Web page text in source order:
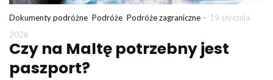
Dokumenty podróżne Podróże Podróże zagraniczne - 19 stycznia
2026
Czy na Maltę potrzebny jest
paszport?